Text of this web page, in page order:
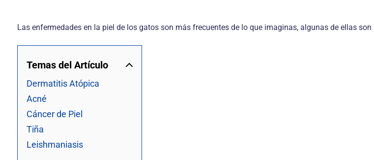
Las enfermedades en la piel de los gatos son más frecuentes de lo que imaginas, algunas de ellas
Temas del Artículo
Dermatitis Atópica
Acné
Cáncer de Piel
Tiña
Leishmaniasis